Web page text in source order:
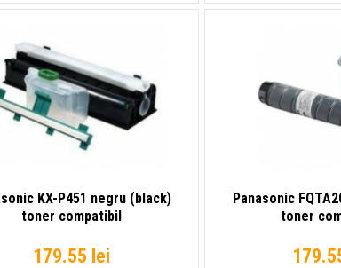
KX-P451 negru (black)
toner compatibil
179.55 lei
Panasonic
toner